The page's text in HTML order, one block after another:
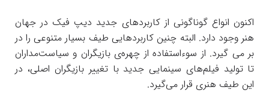
اکنون انواع گوناگونی از کاربردهای جدید دیپ فیک در جهان
هنر وجود دارد. البته چنین کاربردهایی طیف بسیار متنوعی را در
بر می گیرد. از سوءاستفاده از چهره‌ی بازیگران و سیاست‌مداران
تا تولید فیلم‌های سینمایی جدید با تغییر بازیگران اصلی، در
این طیف هنری قرار می‌گیرد.